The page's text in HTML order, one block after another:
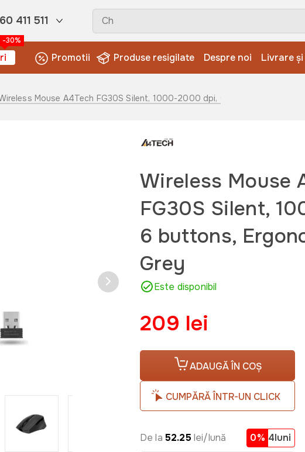
411 511
-30%
Promotii Produse resigilate Despre noi Livrare
Mouse A4Tech FG30S Silent, 1000-2000 dpi, 6 buttons, Ergonomic,
Wireless Mouse
FG30S Silent,
6 buttons,
Grey
Este disponibil
209 lei
ADAUGĂ ÎN COȘ
CUMPĂRĂ ÎNTR-UN CLICK
De la 52.25 lei/lună 0% 4luni